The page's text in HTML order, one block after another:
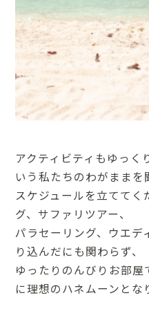
アクティビティもゆっく
いう私たちのわがままを
スケジュールを立ててく
グ、サファリツアー、
パラセーリング、ウエデ
り込んだにも関わらず、
ゆったりのんびりお部屋
に理想のハネムーンとな